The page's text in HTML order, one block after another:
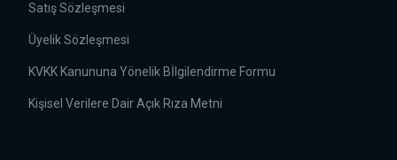
Satış Sözleşmesi
Üyelik Sözleşmesi
KVKK Kanununa Yönelik Bİlgilendirme Formu
Kişisel Verilere Dair Açık Rıza Metni